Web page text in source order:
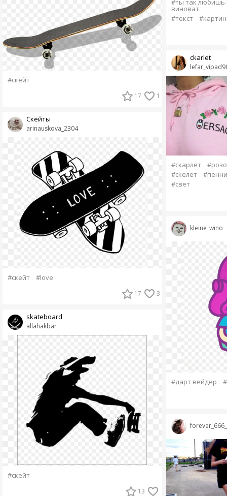
#скейт
17 1
arinauskova_2304
Скейты
#скейт #love
17 3
allahakbar
skateboard
#скейт
13
#ты так любишь
виноват
#текст
ckarlet
#скарлет
#скелет
#свет
kleine_wino
#дарт вейдер